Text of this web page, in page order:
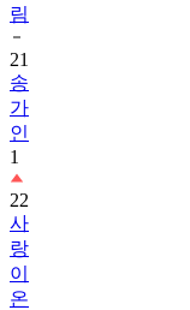
림
21
송
가
인
1
22
사
랑
이
온